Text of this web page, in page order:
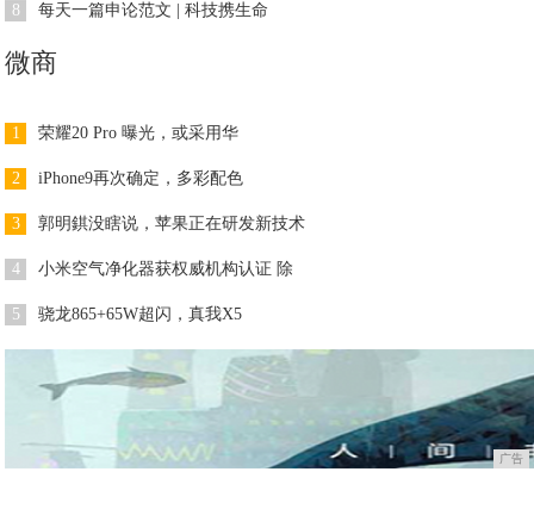
8 每天一篇申论范文 | 科技携生命
微商
1 荣耀20 Pro 曝光，或采用华
2 iPhone9再次确定，多彩配色
3 郭明錤没瞎说，苹果正在研发新技术
4 小米空气净化器获权威机构认证 除
5 骁龙865+65W超闪，真我X5
广告